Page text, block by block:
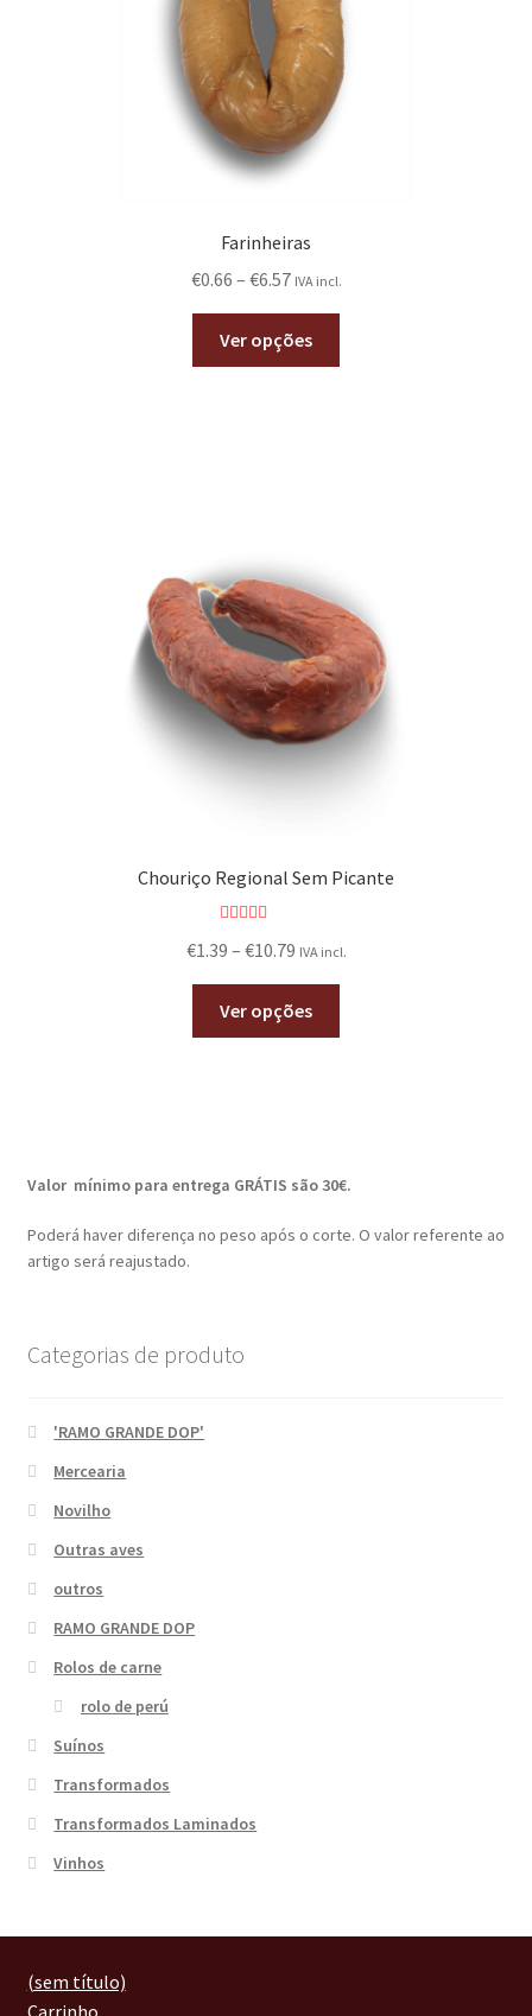
Farinheiras
€0.66 – €6.57 IVA incl.
Ver opções
Chouriço Regional Sem Picante
5.00 de 5
€1.39 – €10.79 IVA incl.
Ver opções
Valor mínimo para entrega GRÁTIS são 30€.
Poderá haver diferença no peso após o corte. O valor referente ao
artigo será reajustado.
Categorias de produto
'RAMO GRANDE DOP'
Mercearia
Novilho
Outras aves
outros
RAMO GRANDE DOP
Rolos de carne
rolo de perú
Suínos
Transformados
Transformados Laminados
Vinhos
(sem título)